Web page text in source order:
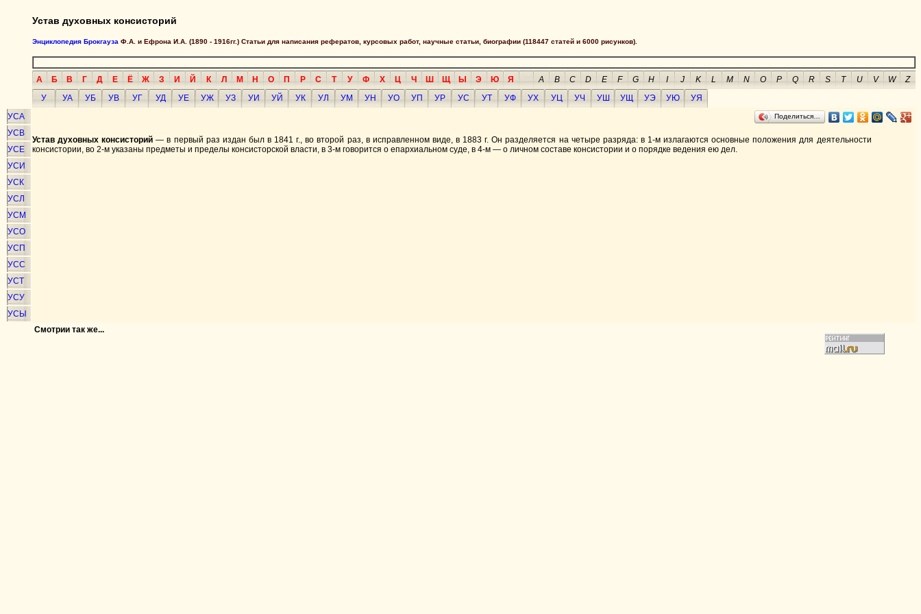
Устав духовных консисторий
Энциклопедия Брокгауза Ф.А. и Ефрона И.А. (1890 - 1916гг.) Статьи для написания рефератов, курсовых работ, научные статьи, биографии (118447 статей и 6000 рисунков).
А Б В Г Д Е Ё Ж З И Й К Л М Н О П Р С Т У Ф Х Ц Ч Ш Щ Ы Э Ю Я A B C D E F G H I J K L M N O P Q R S T U V W
Z
У
УА УБ УВ УГ УД УЕ УЖ УЗ УИ УЙ УК УЛ УМ УН УО УП УР УС УТ УФ УХ УЦ УЧ УШ УЩ УЭ УЮ
УЯ
УСА
УСВ
УСЕ
УСИ
УСК
УСЛ
УСМ
УСО
УСП
УСС
УСТ
УСУ
УСЫ
Поделиться…
Устав духовных консисторий — в первый раз издан был в 1841 г., во второй раз, в исправленном виде, в 1883 г. Он разделяется на четыре разряда: в 1-м излагаются основные положения для деятельности
консистории, во 2-м указаны предметы и пределы консисторской власти, в 3-м говорится о епархиальном суде, в 4-м — о личном составе консистории и о порядке ведения ею дел.
Смотрии так же...